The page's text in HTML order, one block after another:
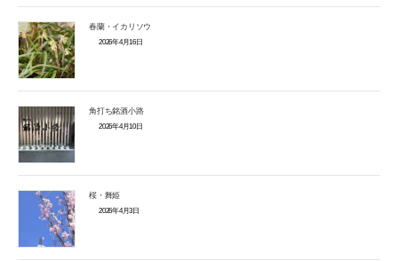
春蘭・イカリソウ
2026年4月16日
角打ち銘酒小路
2026年4月10日
桜・舞姫
2026年4月3日